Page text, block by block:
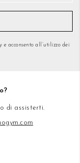
acconsento all’utilizzo dei
di assisterti.